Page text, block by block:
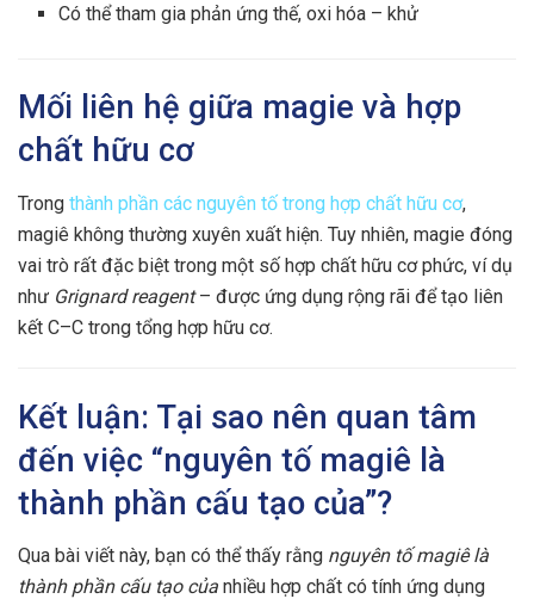
Có thể tham gia phản ứng thế, oxi hóa – khử
Mối liên hệ giữa magie và hợp
chất hữu cơ
Trong thành phần các nguyên tố trong hợp chất hữu cơ,
magiê không thường xuyên xuất hiện. Tuy nhiên, magie đóng
vai trò rất đặc biệt trong một số hợp chất hữu cơ phức, ví dụ
như Grignard reagent– được ứng dụng rộng rãi để tạo liên
kết C–C trong tổng hợp hữu cơ.
Kết luận: Tại sao nên quan tâm
đến việc “nguyên tố magiê là
thành phần cấu tạo của”?
Qua bài viết này, bạn có thể thấy rằng nguyên tố magiê là
thành phần cấu tạo của nhiều hợp chất có tính ứng dụng